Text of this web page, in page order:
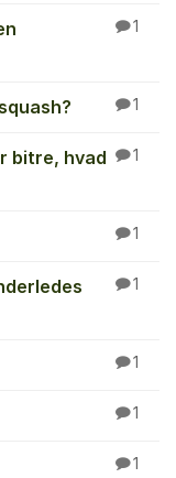
1
1
bitre, hvad
1
1
1
1
1
1